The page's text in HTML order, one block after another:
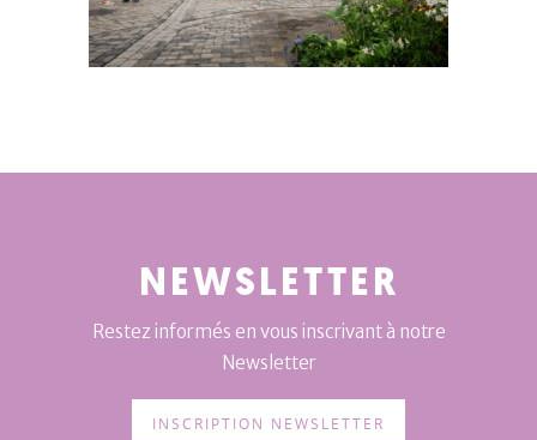
NEWSLETTER
Restez informés en vous inscrivant à notre
Newsletter
INSCRIPTION NEWSLETTER